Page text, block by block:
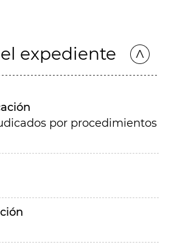
expediente
por procedimientos